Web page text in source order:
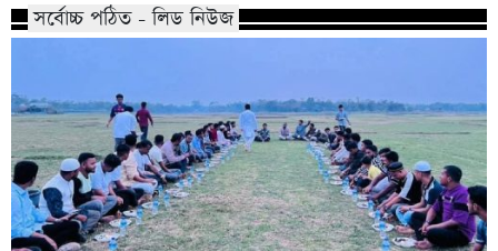
সর্বোচ্চ পঠিত - লিড নিউজ